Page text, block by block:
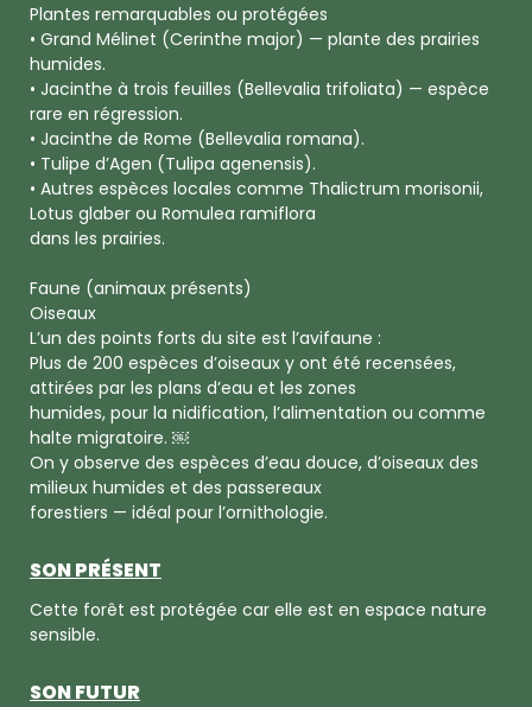
Plantes remarquables ou protégées
• Grand Mélinet (Cerinthe major) — plante des prairies
humides.
• Jacinthe à trois feuilles (Bellevalia trifoliata) — espèce
rare en régression.
• Jacinthe de Rome (Bellevalia romana).
• Tulipe d’Agen (Tulipa agenensis).
• Autres espèces locales comme Thalictrum morisonii,
Lotus glaber ou Romulea ramiflora
dans les prairies.
Faune (animaux présents)
Oiseaux
L’un des points forts du site est l’avifaune :
Plus de 200 espèces d’oiseaux y ont été recensées,
attirées par les plans d’eau et les zones
humides, pour la nidification, l’alimentation ou comme
halte migratoire. ￼
On y observe des espèces d’eau douce, d’oiseaux des
milieux humides et des passereaux
forestiers — idéal pour l’ornithologie.
SON PRÉSENT
Cette forêt est protégée car elle est en espace nature
sensible.
SON FUTUR